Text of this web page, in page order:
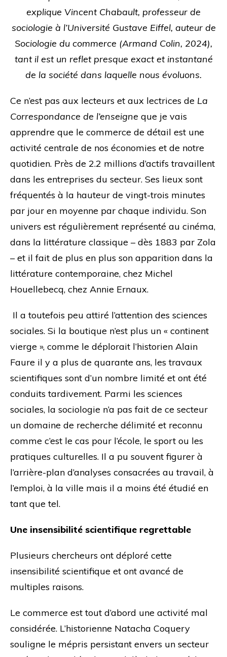
explique Vincent Chabault, professeur de
sociologie à l’Université Gustave Eiffel, auteur de
Sociologie du commerce (Armand Colin, 2024),
tant il est un reflet presque exact et instantané
de la société dans laquelle nous évoluons.
Ce n’est pas aux lecteurs et aux lectrices de La
Correspondance de l’enseigne que je vais
apprendre que le commerce de détail est une
activité centrale de nos économies et de notre
quotidien. Près de 2.2 millions d’actifs travaillent
dans les entreprises du secteur. Ses lieux sont
fréquentés à la hauteur de vingt-trois minutes
par jour en moyenne par chaque individu. Son
univers est régulièrement représenté au cinéma,
dans la littérature classique – dès 1883 par Zola
– et il fait de plus en plus son apparition dans la
littérature contemporaine, chez Michel
Houellebecq, chez Annie Ernaux.
Il a toutefois peu attiré l’attention des sciences
sociales. Si la boutique n’est plus un « continent
vierge », comme le déplorait l’historien Alain
Faure il y a plus de quarante ans, les travaux
scientifiques sont d’un nombre limité et ont été
conduits tardivement. Parmi les sciences
sociales, la sociologie n’a pas fait de ce secteur
un domaine de recherche délimité et reconnu
comme c’est le cas pour l’école, le sport ou les
pratiques culturelles. Il a pu souvent figurer à
l’arrière-plan d’analyses consacrées au travail, à
l’emploi, à la ville mais il a moins été étudié en
tant que tel.
Une insensibilité scientifique regrettable
Plusieurs chercheurs ont déploré cette
insensibilité scientifique et ont avancé de
multiples raisons.
Le commerce est tout d’abord une activité mal
considérée. L’historienne Natacha Coquery
souligne le mépris persistant envers un secteur